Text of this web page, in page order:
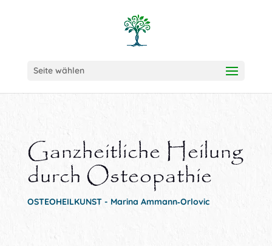
Seite wählen
Ganzheitliche Heilung
durch Osteopathie
OSTEOHEILKUNST - Marina Ammann‑Orlovic